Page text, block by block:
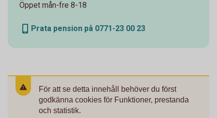
Öppet mån-fre 8-18
Prata pension på 0771-23 00 23
För att se detta innehåll behöver du först
godkänna cookies för Funktioner, prestanda
och statistik.